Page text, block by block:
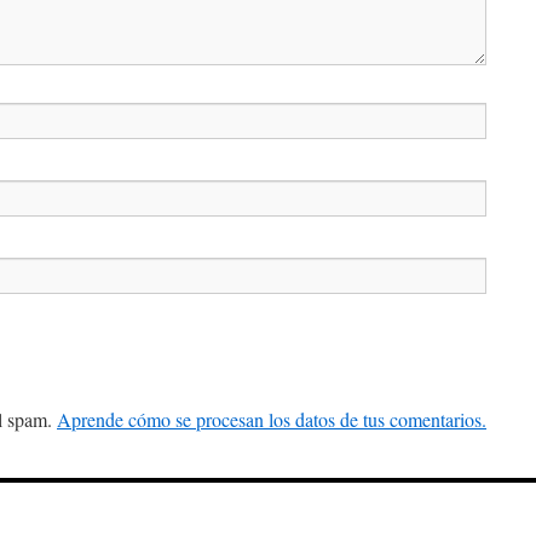
Aprende cómo se procesan los datos de tus comentarios.